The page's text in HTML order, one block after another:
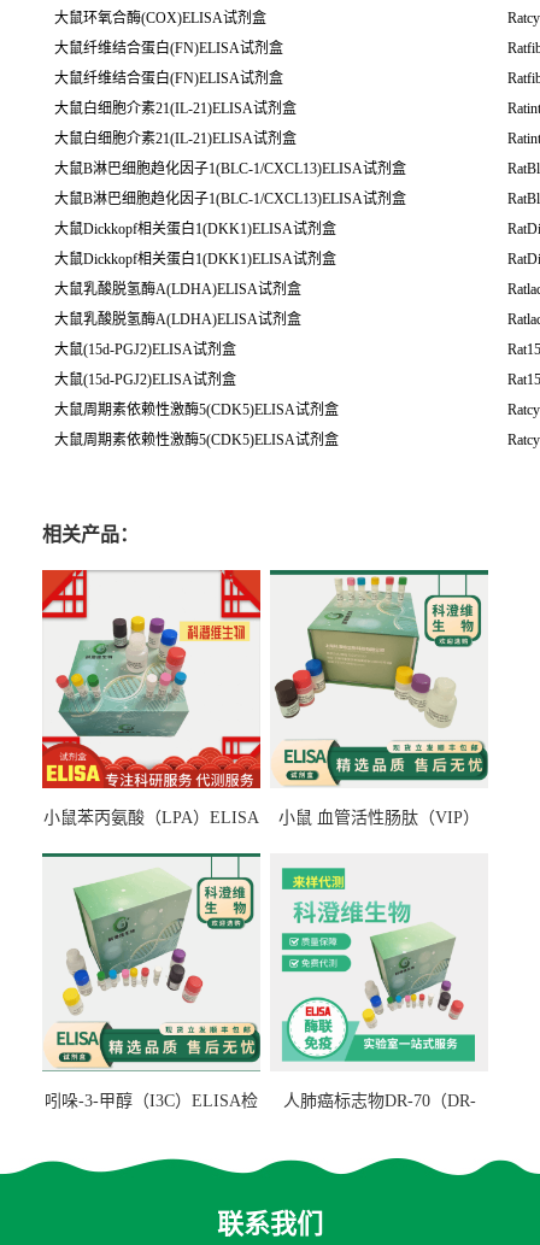
大鼠环氧合酶(COX)ELISA试剂盒
大鼠纤维结合蛋白(FN)ELISA试剂盒
大鼠纤维结合蛋白(FN)ELISA试剂盒
大鼠白细胞介素21(IL-21)ELISA试剂盒
大鼠白细胞介素21(IL-21)ELISA试剂盒
大鼠B淋巴细胞趋化因子1(BLC-1/CXCL13)ELISA试剂盒
大鼠B淋巴细胞趋化因子1(BLC-1/CXCL13)ELISA试剂盒
大鼠Dickkopf相关蛋白1(DKK1)ELISA试剂盒
大鼠Dickkopf相关蛋白1(DKK1)ELISA试剂盒
大鼠乳酸脱氢酶A(LDHA)ELISA试剂盒
大鼠乳酸脱氢酶A(LDHA)ELISA试剂盒
大鼠(15d-PGJ2)ELISA试剂盒
大鼠(15d-PGJ2)ELISA试剂盒
大鼠周期素依赖性激酶5(CDK5)ELISA试剂盒
大鼠周期素依赖性激酶5(CDK5)ELISA试剂盒
相关产品：
小鼠苯丙氨酸（LPA）ELISA
小鼠 血管活性肠肽（VIP）
吲哚-3-甲醇（I3C）ELISA检
人肺癌标志物DR-70（DR-
联系我们